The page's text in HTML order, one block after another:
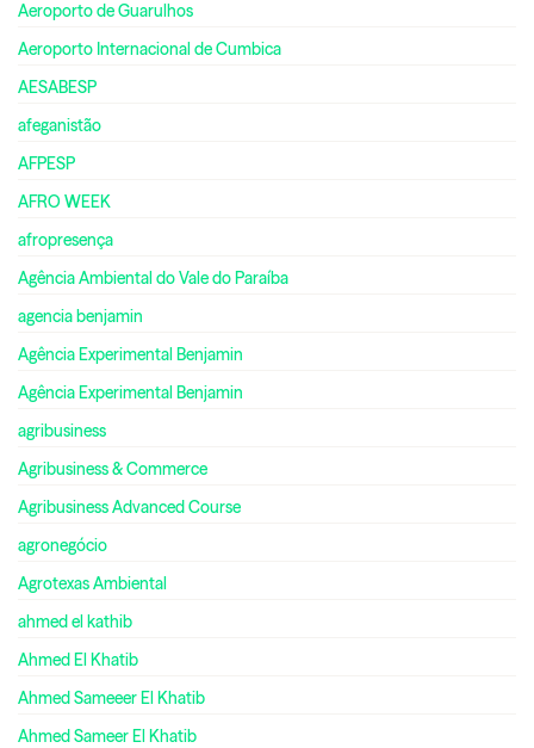
Aeroporto de Guarulhos
Aeroporto Internacional de Cumbica
AESABESP
afeganistão
AFPESP
AFRO WEEK
afropresença
Agência Ambiental do Vale do Paraíba
agencia benjamin
Agência Experimental Benjamin
Agência Experimental Benjamin
agribusiness
Agribusiness & Commerce
Agribusiness Advanced Course
agronegócio
Agrotexas Ambiental
ahmed el kathib
Ahmed El Khatib
Ahmed Sameeer El Khatib
Ahmed Sameer El Khatib